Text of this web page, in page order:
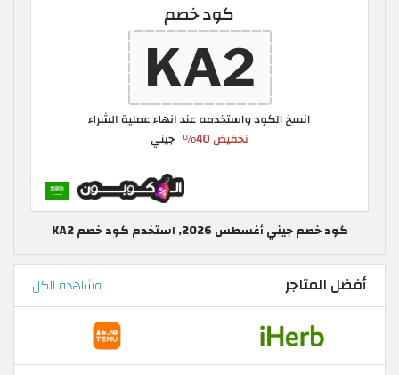
كود خصم جيني أغسطس 2026, استخدم كود خصم KA2
أفضل المتاجر مشاهدة الكل